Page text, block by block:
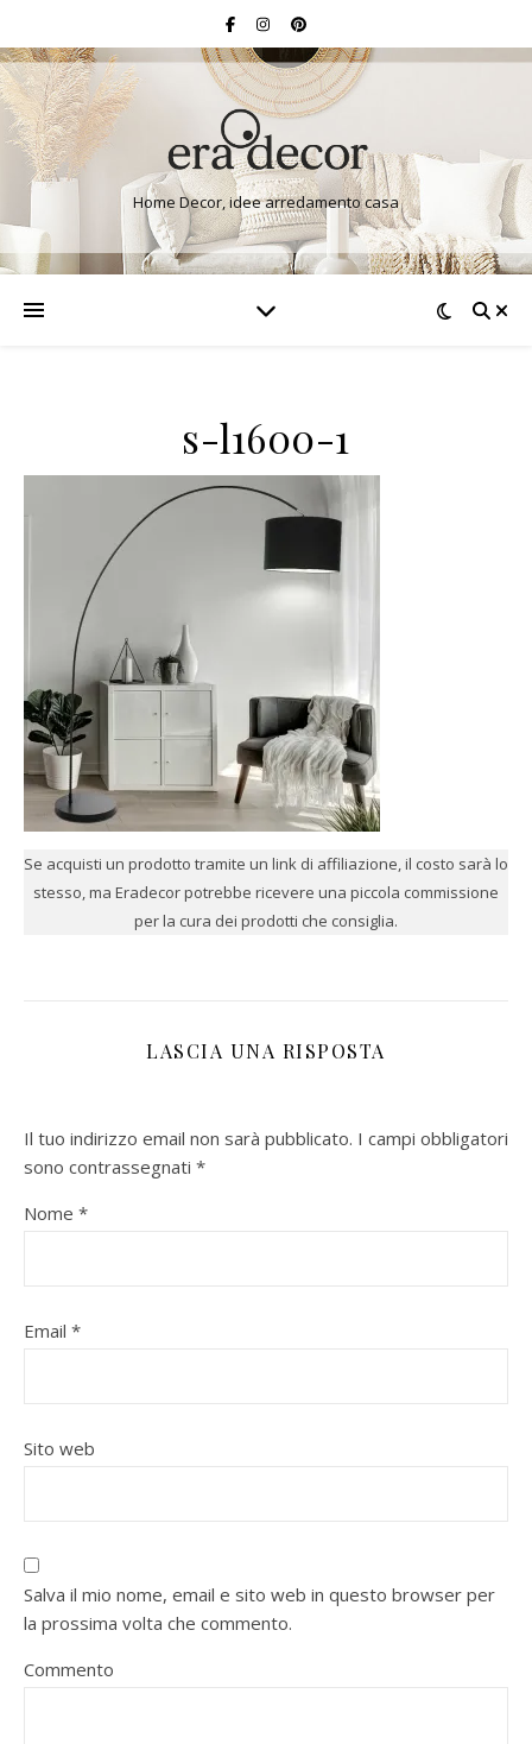
Home Decor, idee arredamento casa
s-l1600-1
Se acquisti un prodotto tramite un link di affiliazione, il costo sarà lo
stesso, ma Eradecor potrebbe ricevere una piccola commissione
per la cura dei prodotti che consiglia.
LASCIA UNA RISPOSTA
Il tuo indirizzo email non sarà pubblicato. I campi obbligatori
sono contrassegnati *
Nome *
Email *
Sito web
Salva il mio nome, email e sito web in questo browser per
la prossima volta che commento.
Commento